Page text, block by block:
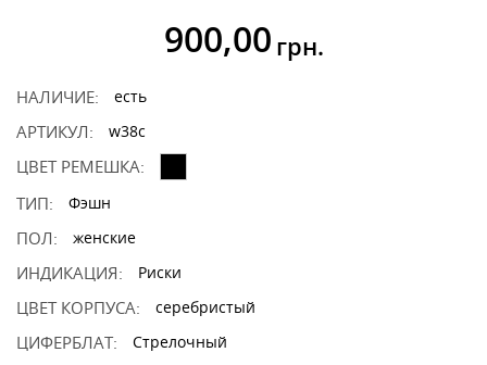
900,00 грн.
НАЛИЧИЕ: есть
АРТИКУЛ: w38c
ЦВЕТ РЕМЕШКА:
ТИП:
Фэшн
ПОЛ: женские
ИНДИКАЦИЯ: Риски
ЦВЕТ КОРПУСА: серебристый
ЦИФЕРБЛАТ: Стрелочный